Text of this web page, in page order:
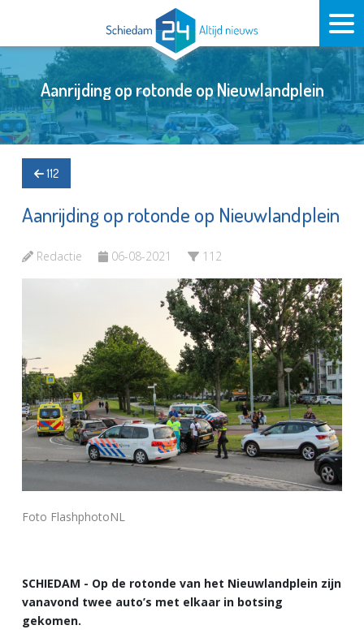
Aanrijding op rotonde op Nieuwlandplein
112
Aanrijding op rotonde op Nieuwlandplein
Redactie 06-08-2021 112
Foto FlashphotoNL
SCHIEDAM - Op de rotonde van het Nieuwlandplein zijn
vanavond twee auto’s met elkaar in botsing
gekomen.